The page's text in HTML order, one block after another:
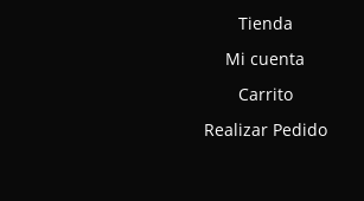
Tienda
Mi cuenta
Carrito
Realizar Pedido